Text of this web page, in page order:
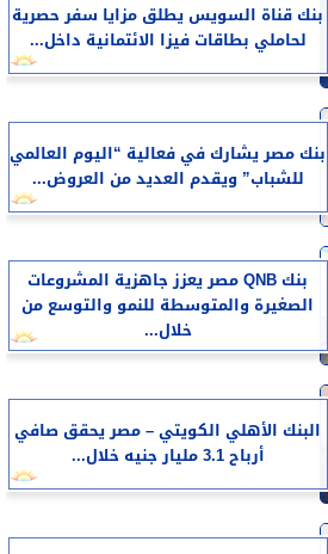
بنك قناة السويس يطلق مزايا سفر حصرية
لحاملي بطاقات فيزا الائتمانية داخل...
بنك مصر يشارك في فعالية “اليوم العالمي
للشباب” ويقدم العديد من العروض...
بنك QNB مصر يعزز جاهزية المشروعات
الصغيرة والمتوسطة للنمو والتوسع من
خلال...
البنك الأهلي الكويتي – مصر يحقق صافي
أرباح 3.1 مليار جنيه خلال...